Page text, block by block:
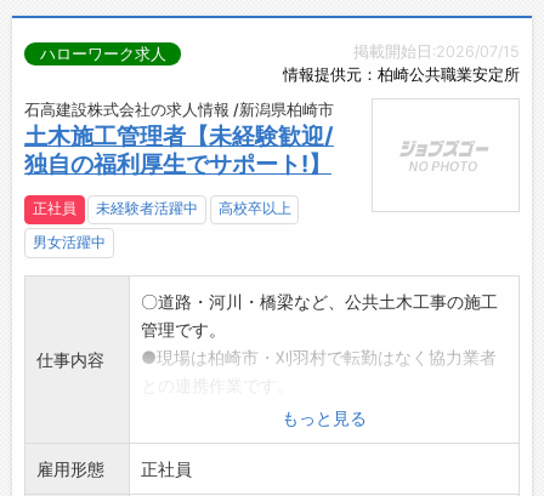
掲載開始日:2026/07/15
情報提供元：柏崎公共職業安定所
ハローワーク求人
石高建設株式会社の求人情報 /新潟県柏崎市
土木施工管理者【未経験歓迎/
独自の福利厚生でサポート!】
正社員 未経験者活躍中
高校卒以上
男女活躍中
仕事内容
〇道路・河川・橋梁など、公共土木工事の施工
管理です。
●現場は柏崎市・刈羽村で転勤はなく協力業者
〇工程・品質・安全・原価管理の他に、測量、
工事写真の撮影、
PCでの書類作成やCADソフトの作業などを行い
もっと見る
雇用形態 正社員